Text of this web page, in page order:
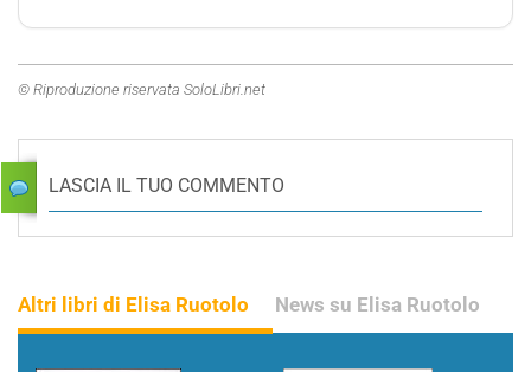
© Riproduzione riservata SoloLibri.net
LASCIA IL TUO COMMENTO
Altri libri di Elisa Ruotolo News su Elisa Ruotolo